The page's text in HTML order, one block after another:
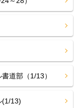
道部（1/13）
(1/13)